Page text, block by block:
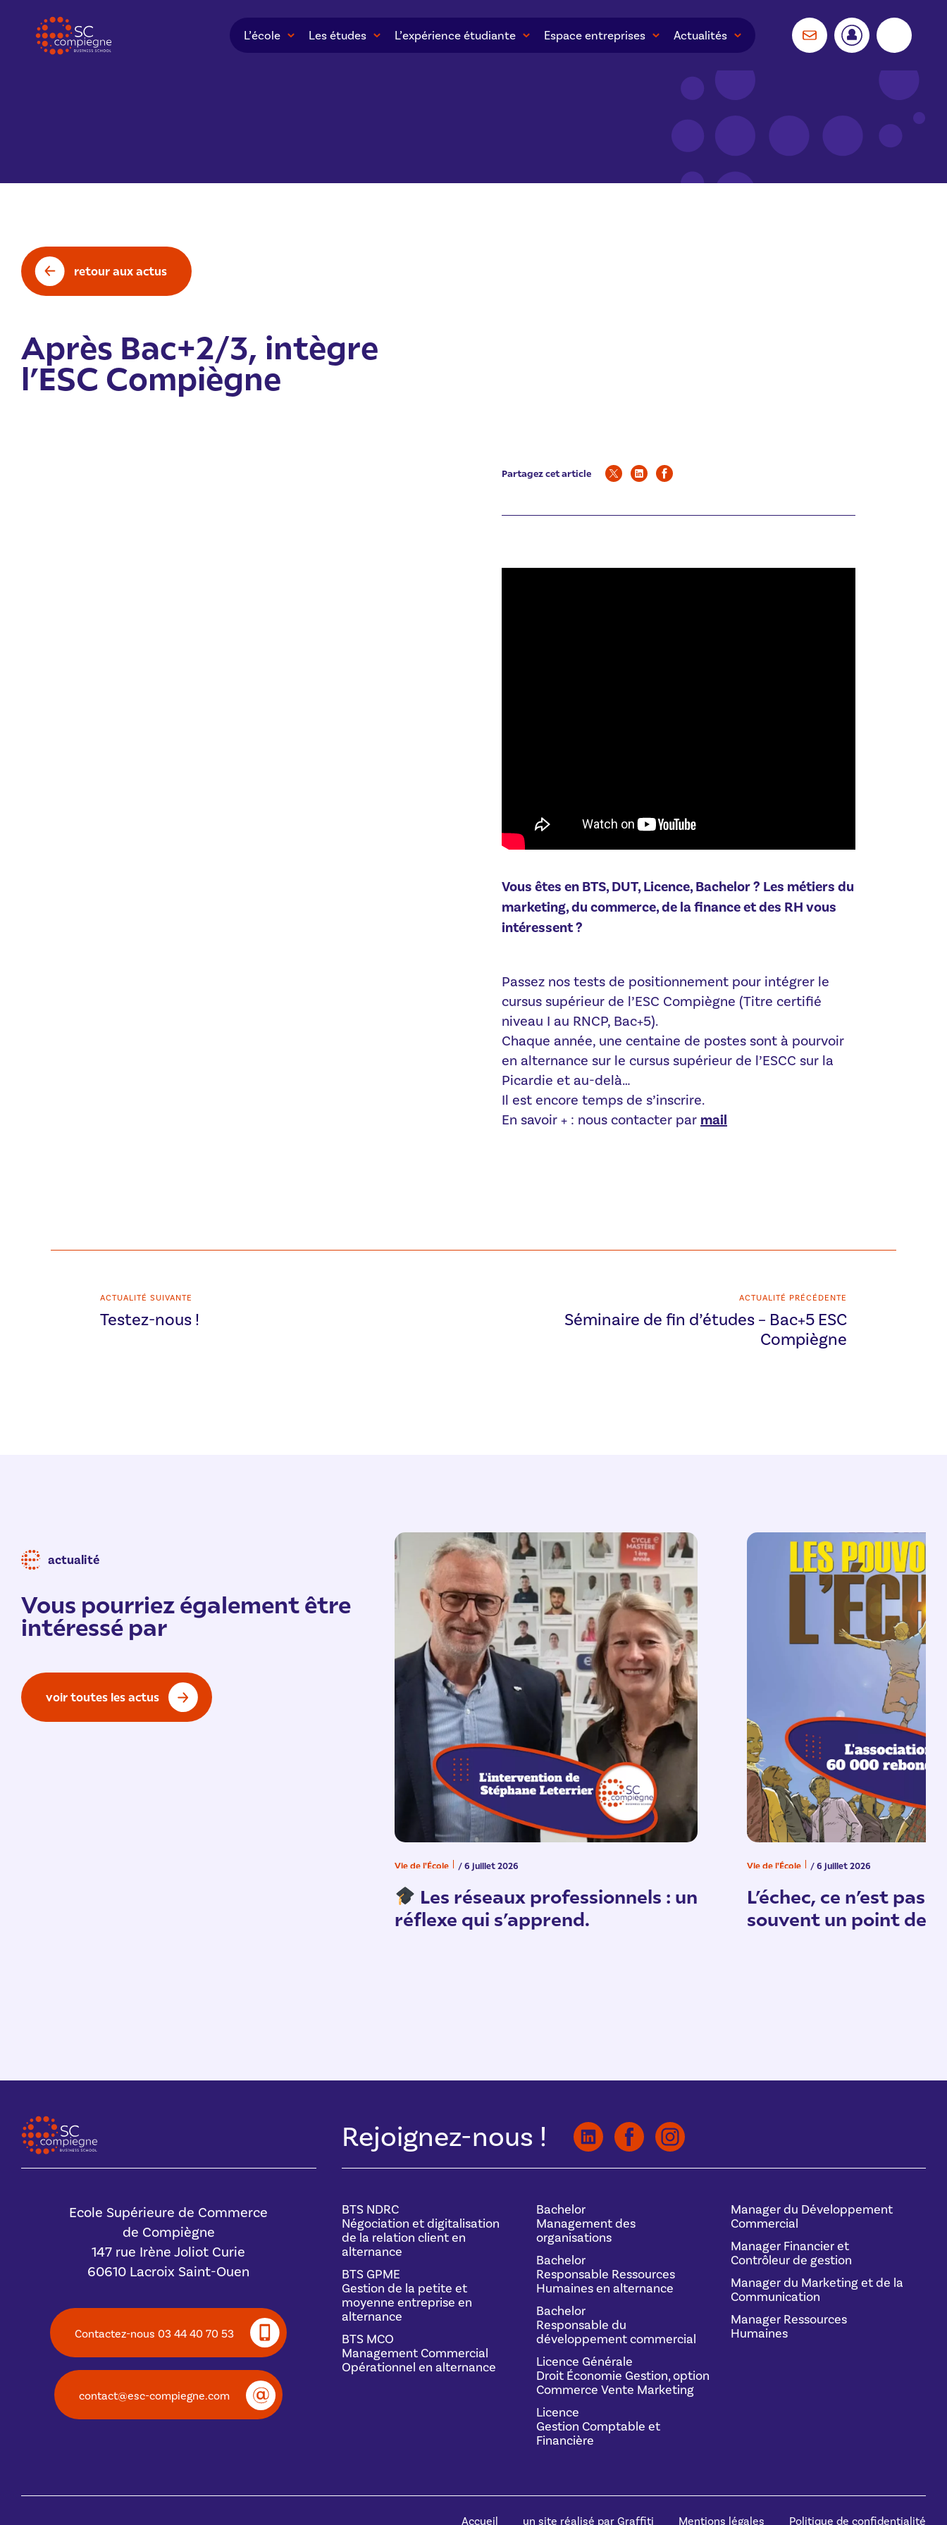
L’école Les études L’expérience étudiante Espace entreprises Actualités
retour aux actus
Après Bac+2/3, intègre
l’ESC Compiègne
Partagez cet article
Vous êtes en BTS, DUT, Licence, Bachelor ? Les métiers du
marketing, du commerce, de la finance et des RH vous
intéressent ?
Passez nos tests de positionnement pour intégrer le
cursus supérieur de l’ESC Compiègne (Titre certifié
niveau I au RNCP, Bac+5).
Chaque année, une centaine de postes sont à pourvoir
en alternance sur le cursus supérieur de l’ESCC sur la
Picardie et au-delà…
Il est encore temps de s’inscrire.
En savoir + : nous contacter par mail
ACTUALITÉ SUIVANTE
Testez-nous !
ACTUALITÉ PRÉCÉDENTE
Séminaire de fin d’études – Bac+5 ESC
Compiègne
actualité
Vous pourriez également être
intéressé par
voir toutes les actus
Vie de l'École / 6 juillet 2026
Les réseaux professionnels : un
réflexe qui s’apprend.
Vie de l'École / 6 juillet 2026
L’échec, ce n’est pas
souvent un point de
Rejoignez-nous !
Ecole Supérieure de Commerce
de Compiègne
147 rue Irène Joliot Curie
60610 Lacroix Saint-Ouen
Contactez-nous 03 44 40 70 53
contact@esc-compiegne.com
BTS NDRC
Négociation et digitalisation
de la relation client en
alternance
BTS GPME
Gestion de la petite et
moyenne entreprise en
alternance
BTS MCO
Management Commercial
Opérationnel en alternance
Bachelor
Management des
organisations
Bachelor
Responsable Ressources
Humaines en alternance
Bachelor
Responsable du
développement commercial
Licence Générale
Droit Économie Gestion, option
Commerce Vente Marketing
Licence
Gestion Comptable et
Financière
Manager du Développement
Commercial
Manager Financier et
Contrôleur de gestion
Manager du Marketing et de la
Communication
Manager Ressources
Humaines
Accueil un site réalisé par Graffiti Mentions légales Politique de confidentialité